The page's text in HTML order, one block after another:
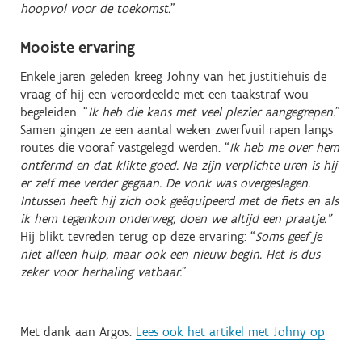
hoopvol voor de toekomst.”
Mooiste ervaring
Enkele jaren geleden kreeg Johny van het justitiehuis de
vraag of hij een veroordeelde met een taakstraf wou
begeleiden. “Ik heb die kans met veel plezier aangegrepen.”
Samen gingen ze een aantal weken zwerfvuil rapen langs
routes die vooraf vastgelegd werden. “Ik heb me over hem
ontfermd en dat klikte goed. Na zijn verplichte uren is hij
er zelf mee verder gegaan. De vonk was overgeslagen.
Intussen heeft hij zich ook geëquipeerd met de fiets en als
ik hem tegenkom onderweg, doen we altijd een praatje.”
Hij blikt tevreden terug op deze ervaring: “Soms geef je
niet alleen hulp, maar ook een nieuw begin. Het is dus
zeker voor herhaling vatbaar.”
Met dank aan Argos. Lees ook het artikel met Johny op